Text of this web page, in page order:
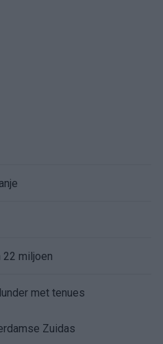
22 miljoen
met tenues
Zuidas